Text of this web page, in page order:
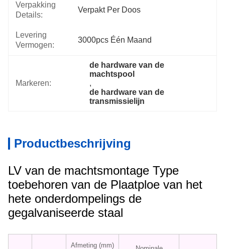
Verpakking
Details:
Verpakt Per Doos
Levering
Vermogen:
3000pcs Één Maand
Markeren:
de hardware van de
machtspool
,
de hardware van de
transmissielijn
Productbeschrijving
LV van de machtsmontage Type
toebehoren van de Plaatploe van het
hete onderdompelings de
gegalvaniseerde staal
Afmeting (mm)